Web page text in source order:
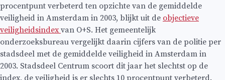
procentpunt verbeterd ten opzichte van de gemiddelde
veiligheid in Amsterdam in 2003, blijkt uit de objectieve
veiligheidsindexvan O+S. Het gemeentelijk
onderzoeksbureau vergelijkt daarin cijfers van de politie per
stadsdeel met de gemiddelde veiligheid in Amsterdam in
2003. Stadsdeel Centrum scoort dit jaar het slechtst op de